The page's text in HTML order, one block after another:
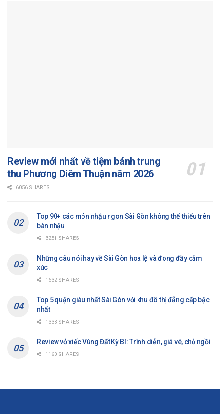
Review mới nhất về tiệm bánh trung
thu Phương Diêm Thuận năm 2026
6056 SHARES
Top 90+ các món nhậu ngon Sài Gòn không thể thiếu trên
bàn nhậu
3251 SHARES
Những câu nói hay về Sài Gòn hoa lệ và đong đầy cảm
xúc
1632 SHARES
Top 5 quận giàu nhất Sài Gòn với khu đô thị đẳng cấp bậc
nhất
1333 SHARES
Review vở xiếc Vùng Đất Kỳ Bí: Trình diễn, giá vé, chỗ ngồi
1160 SHARES